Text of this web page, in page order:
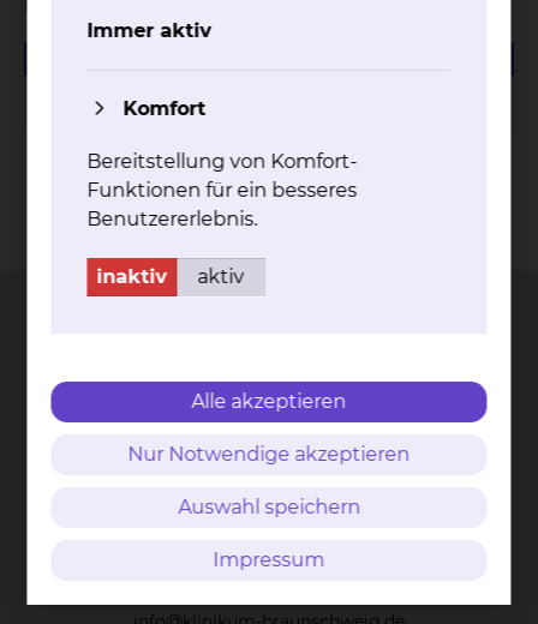
Wahlleistungsvereinbarung Begleitperson
Kontakt Impressum
Städtisches Klinikum
Braunschweig gGmbH
38118 Braunschweig
Tel.: 0531/595-0
Fax: 0531/595-1322
Immer aktiv
Komfort
Bereitstellung von Komfort-
Funktionen für ein besseres
Benutzererlebnis.
inaktiv aktiv
Alle akzeptieren
Nur Notwendige akzeptieren
Auswahl speichern
Impressum